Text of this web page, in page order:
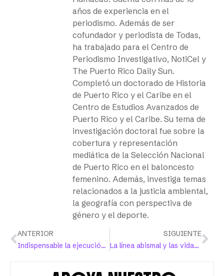
años de experiencia en el
periodismo. Además de ser
cofundador y periodista de Todas,
ha trabajado para el Centro de
Periodismo Investigativo, NotiCel y
The Puerto Rico Daily Sun.
Completó un doctorado de Historia
de Puerto Rico y el Caribe en el
Centro de Estudios Avanzados de
Puerto Rico y el Caribe. Su tema de
investigación doctoral fue sobre la
cobertura y representación
mediática de la Selección Nacional
de Puerto Rico en el baloncesto
femenino. Además, investiga temas
relacionados a la justicia ambiental,
la geografía con perspectiva de
género y el deporte.
ANTERIOR
Indispensable la ejecución y fiscalización de la Ley 54
SIGUIENTE
La línea abismal y las vidas que no importan